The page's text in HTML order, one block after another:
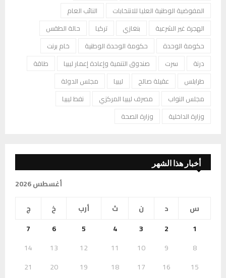
المفوضية الوطنية العليا للانتخابات
النائب العام
الهجرة غير الشرعية
بنغازي تركيا
حالة الطقس
حكومة الوحدة
حكومة الوحدة الوطنية
خام برنت
درنة
سرت صندوق التنمية وإعادة إعمار ليبيا
طاقة
طرابلس
عقيلة صالح ليبيا
مجلس الدولة
مجلس النواب
مصرف ليبيا المركزي
نفط ليبيا
وزارة الداخلية
وزارة الصحة
أخبار هذا الشهر
أغسطس 2026
س
د ن ث أرب خ
ج
1
2
3
4
5
6
7
8
9
10
11
12
13
14
15
16
17
18
19
20
21